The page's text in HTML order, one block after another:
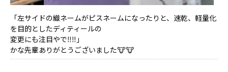
「左サイドの織ネームがピスネームになったりと、速乾、軽量化
を目的としたディティールの
変更にも注目やで‼️‼️」
かな先輩ありがとうございました🐮🐮